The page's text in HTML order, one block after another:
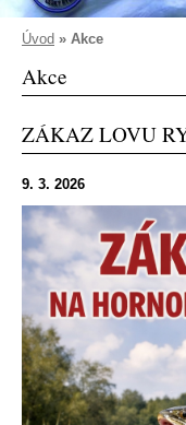
Úvod » Akce
Akce
ZÁKAZ LOVU
9. 3. 2026